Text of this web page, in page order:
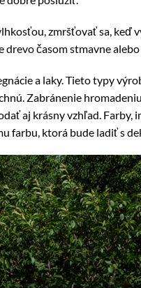
zmršťovať sa, keď
časom stmavne
a laky. Tieto typy
Zabránenie
aj krásny vzhľad. Farby,
farbu, ktorá bude ladiť s